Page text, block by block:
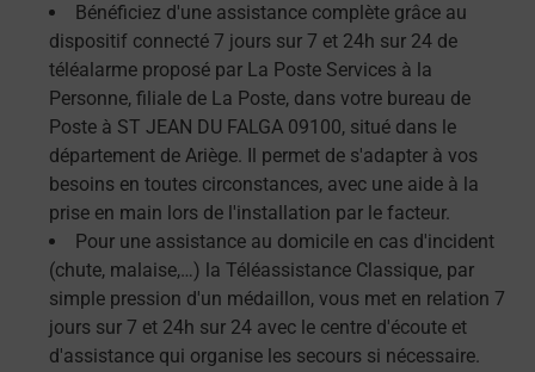
Bénéficiez d'une assistance complète grâce au
dispositif connecté 7 jours sur 7 et 24h sur 24 de
téléalarme proposé par La Poste Services à la
Personne, filiale de La Poste, dans votre bureau de
Poste à ST JEAN DU FALGA 09100, situé dans le
département de Ariège. Il permet de s'adapter à vos
besoins en toutes circonstances, avec une aide à la
prise en main lors de l'installation par le facteur.
Pour une assistance au domicile en cas d'incident
(chute, malaise,…) la Téléassistance Classique, par
simple pression d'un médaillon, vous met en relation 7
jours sur 7 et 24h sur 24 avec le centre d'écoute et
d'assistance qui organise les secours si nécessaire.